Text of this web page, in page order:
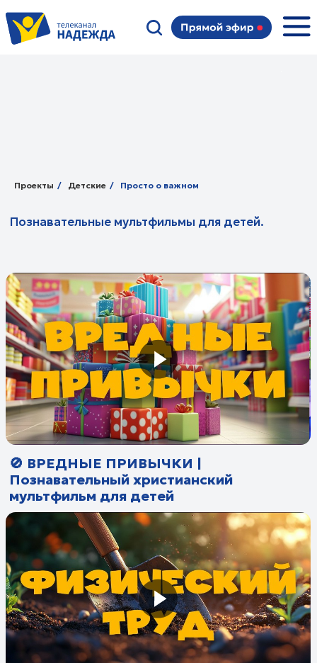
Проекты / Детские / Просто о важном
🚫 ВРЕДНЫЕ ПРИВЫЧКИ |
Познавательный христианский
мультфильм для детей
💪 ФИЗИЧЕСКИЙ ТРУД | Познавательный
христианский мультфильм для детей